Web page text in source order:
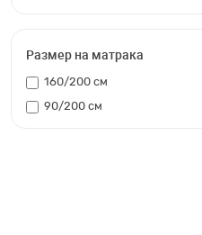
Размер на матрака
160/200 см
90/200 см